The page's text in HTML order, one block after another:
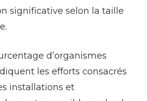
significative selon la taille
d’organismes
les efforts consacrés
installations et